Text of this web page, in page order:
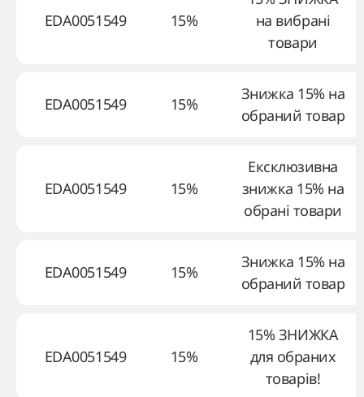
EDA0051549 15%
на вибрані
товари
EDA0051549 15%
Знижка 15% на
обраний товар
EDA0051549 15%
Ексклюзивна
знижка 15% на
обрані товари
EDA0051549 15%
Знижка 15% на
обраний товар
EDA0051549 15%
15% ЗНИЖКА
для обраних
товарів!